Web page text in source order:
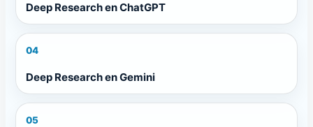
Deep Research en ChatGPT
04
Deep Research en Gemini
05